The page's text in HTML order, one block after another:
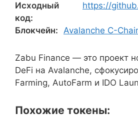
Исходный
код:
https://
Блокчейн: Avalanche C-
Zabu Finance — это проект
DeFi на Avalanche,
Farming, AutoFarm и IDO
Похожие токены: